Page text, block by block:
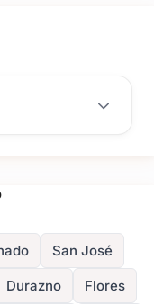
de tu vida.
San José
Durazno Flores